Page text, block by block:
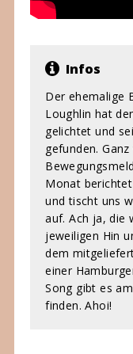
Infos
Der ehemalige
Loughlin hat
gelichtet und
gefunden.
Monat
und tischt uns
auf. Ach ja, die
jeweiligen Hin
dem
einer
Song gibt es
finden. Ahoi!